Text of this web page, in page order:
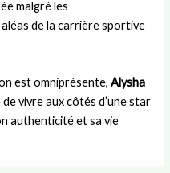
malgré les
de la carrière sportive
est omniprésente,Alysha
vivre aux côtés d’une star
authenticité et sa vie